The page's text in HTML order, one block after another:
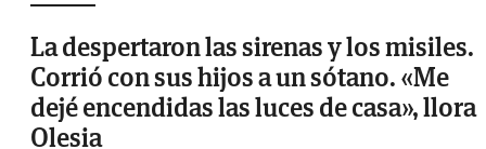
La despertaron las sirenas y los misiles.
Corrió con sus hijos a un sótano. «Me
dejé encendidas las luces de casa», llora
Olesia